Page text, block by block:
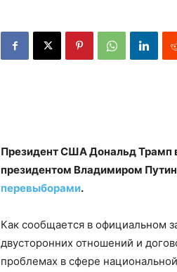
Президент США Дональд Трамп
президентом Владимиром
перевыборами.
Как сообщается в официальном
двусторонних отношений и
проблемах в сфере